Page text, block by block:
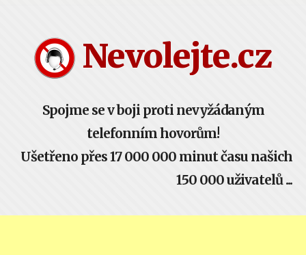
Nevolejte.cz
Spojme se v boji proti nevyžádaným
telefonním hovorům!
Ušetřeno přes 17 000 000 minut času našich
150 000 uživatelů ...